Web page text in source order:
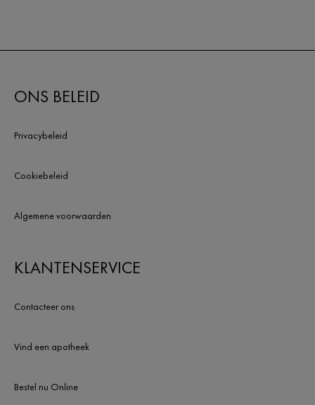
ONS BELEID
Privacybeleid
Cookiebeleid
Algemene voorwaarden
KLANTENSERVICE
Contacteer ons
Vind een apotheek
Bestel nu Online